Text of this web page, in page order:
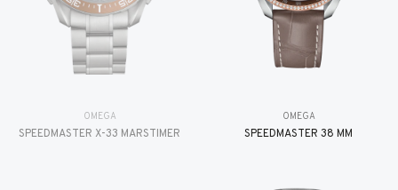
OMEGA
SPEEDMASTER X-33 MARSTIMER
OMEGA
SPEEDMASTER 38 MM